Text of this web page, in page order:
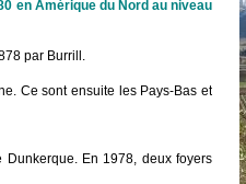
en Amérique du Nord au niveau
par Burrill.
Ce sont ensuite les Pays-Bas et
En 1978, deux foyers